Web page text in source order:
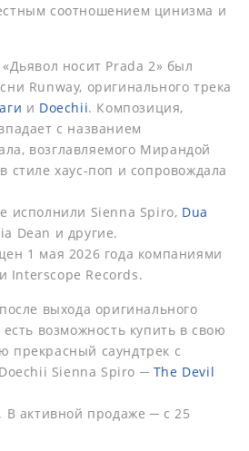
соотношением цинизма и
носит Prada 2» был
Runway, оригинального трека
и Doechii. Композиция,
с названием
возглавляемого Мирандой
стиле хаус-поп и сопровождала
исполнили Sienna Spiro, Dua
Dean и другие.
1 мая 2026 года компаниями
Interscope Records.
выхода оригинального
возможность купить в свою
прекрасный саундтрек с
Sienna Spiro ─ The Devil
В активной продаже ─ с 25